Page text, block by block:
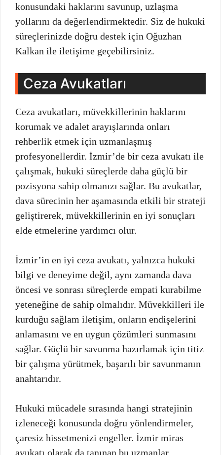
konusundaki haklarını savunup, uzlaşma
yollarını da değerlendirmektedir. Siz de hukuki
süreçlerinizde doğru destek için Oğuzhan
Kalkan ile iletişime geçebilirsiniz.
Ceza Avukatları
Ceza avukatları, müvekkillerinin haklarını
korumak ve adalet arayışlarında onları
rehberlik etmek için uzmanlaşmış
profesyonellerdir. İzmir’de bir ceza avukatı ile
çalışmak, hukuki süreçlerde daha güçlü bir
pozisyona sahip olmanızı sağlar. Bu avukatlar,
dava sürecinin her aşamasında etkili bir strateji
geliştirerek, müvekkillerinin en iyi sonuçları
elde etmelerine yardımcı olur.
İzmir’in en iyi ceza avukatı, yalnızca hukuki
bilgi ve deneyime değil, aynı zamanda dava
öncesi ve sonrası süreçlerde empati kurabilme
yeteneğine de sahip olmalıdır. Müvekkilleri ile
kurduğu sağlam iletişim, onların endişelerini
anlamasını ve en uygun çözümleri sunmasını
sağlar. Güçlü bir savunma hazırlamak için titiz
bir çalışma yürütmek, başarılı bir savunmanın
anahtarıdır.
Hukuki mücadele sırasında hangi stratejinin
izleneceği konusunda doğru yönlendirmeler,
çaresiz hissetmenizi engeller. İzmir miras
avukatı olarak da tanınan bu uzmanlar,